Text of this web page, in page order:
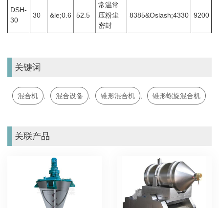
DSH-
30
30 &le;0.6 52.5
常温常
压粉尘
密封
8385&Oslash;4330 9200
关键词
混合机 混合设备 锥形混合机 锥形螺旋混合机
关联产品